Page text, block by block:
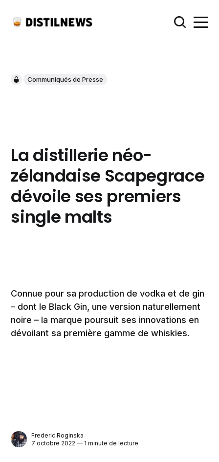
Communiqués de Presse
La distillerie néo-
zélandaise Scapegrace
dévoile ses premiers
single malts
Connue pour sa production de vodka et de gin
– dont le Black Gin, une version naturellement
noire – la marque poursuit ses innovations en
dévoilant sa première gamme de whiskies.
Frederic Roginska
7 octobre 2022 — 1 minute de lecture